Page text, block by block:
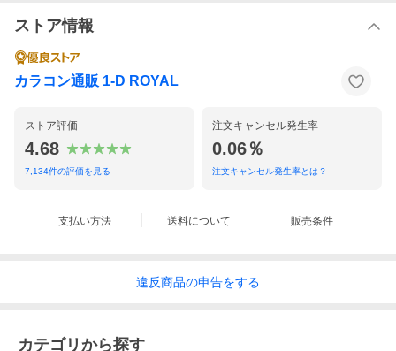
ストア情報
カラコン通販 1-D ROYAL
ストア評価
4.68
7,134件の評価を見る
注文キャンセル発生率
0.06％
注文キャンセル発生率とは？
支払い方法 送料について 販売条件
違反商品の申告をする
カテゴリから探す